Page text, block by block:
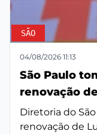
SÃO
04/08/2026 11:13
São Paulo
renovação
Diretoria do
renovação de